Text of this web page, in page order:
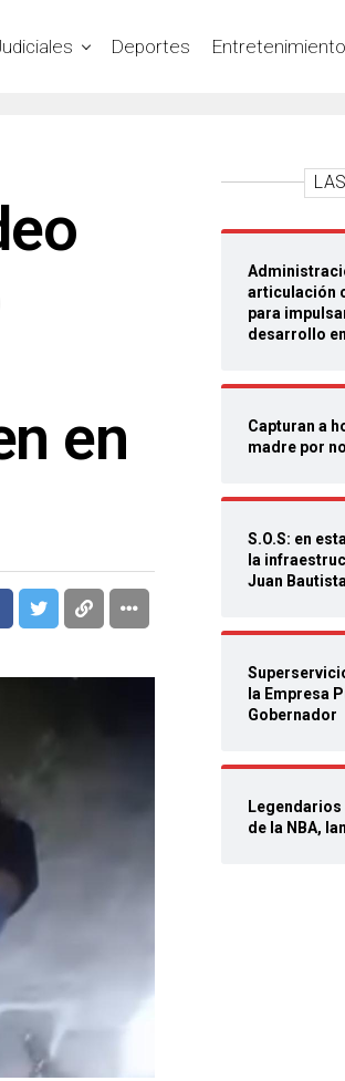
Deportes Entretenimiento
en
articulación
para
desarrollo
Capturan a
madre por
S.O.S: en
la
Juan
la Empresa
Gobernador
de la NBA,